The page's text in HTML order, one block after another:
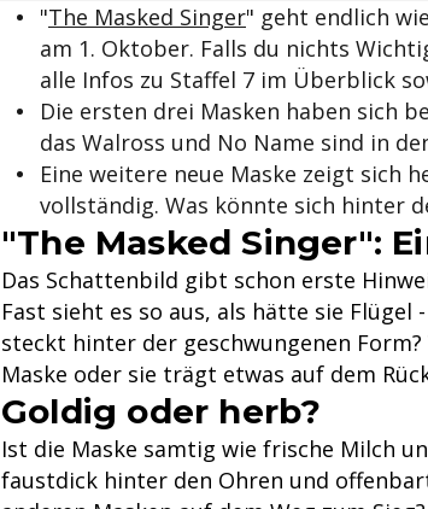
"The Masked Singer" geht endlich
am 1. Oktober. Falls du nichts
alle Infos zu Staffel 7 im Überblick
Die ersten drei Masken haben sich
das Walross und No Name sind in
Eine weitere neue Maske zeigt sich
vollständig. Was könnte sich hinter
"The Masked Singer":
Das Schattenbild gibt schon erste
Fast sieht es so aus, als hätte sie
steckt hinter der geschwungenen
Maske oder sie trägt etwas auf dem
Goldig oder herb?
Ist die Maske samtig wie frische Milch
faustdick hinter den Ohren und